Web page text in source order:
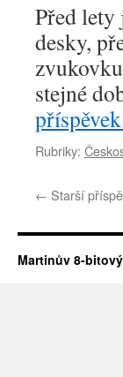
Před lety
desky,
stejné
příspěvek
Rubriky:
← Starší
Martinův 8-